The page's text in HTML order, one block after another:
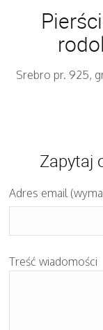
Srebro pr. 925,
Zapytaj
Adres email
Treść wiadomości